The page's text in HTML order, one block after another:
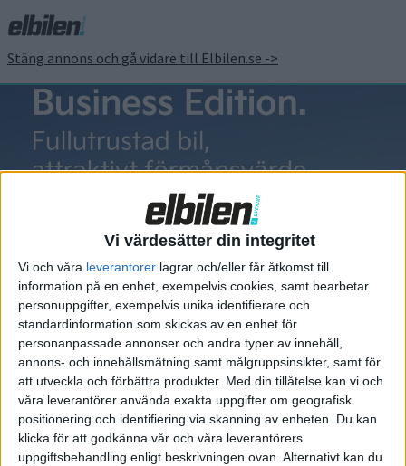
Vi värdesätter din integritet
Vi och våra leverantorer lagrar och/eller får åtkomst till
information på en enhet, exempelvis cookies, samt bearbetar
personuppgifter, exempelvis unika identifierare och
standardinformation som skickas av en enhet för
personanpassade annonser och andra typer av innehåll,
annons- och innehållsmätning samt målgruppsinsikter, samt för
att utveckla och förbättra produkter. Med din tillåtelse kan vi och
våra leverantörer använda exakta uppgifter om geografisk
positionering och identifiering via skanning av enheten. Du kan
klicka för att godkänna vår och våra leverantörers
uppgiftsbehandling enligt beskrivningen ovan. Alternativt kan du
Stäng annons och gå vidare till Elbilen.se ->
tesla fsd
Elbilens nyhetsbrev
Håll dig uppdaterad om de senaste nyheterna!
Prenumerera